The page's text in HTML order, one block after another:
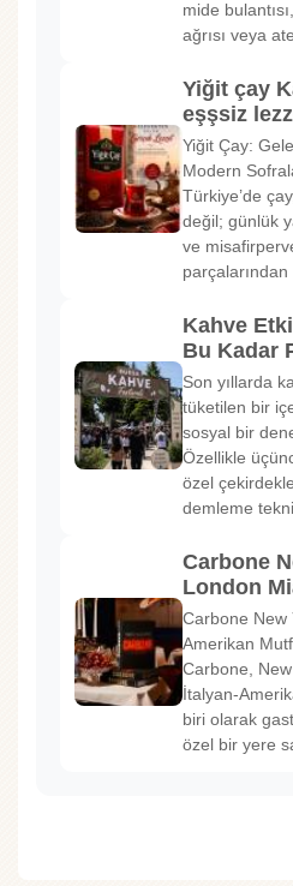
mide
ağrısı veya
Yiğit çay
eşşsiz
Yiğit Çay:
Modern
Türkiye’de
değil; günlük
ve
parçalarından
Kahve
Bu Kadar
Son yıllarda
tüketilen bir
sosyal bir
Özellikle
özel
demleme
Carbone
London
Carbone New
Amerikan
Carbone,
İtalyan-
biri olarak
özel bir yere